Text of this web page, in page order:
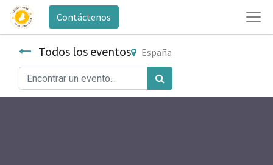
Contáctenos
Todos los eventos España